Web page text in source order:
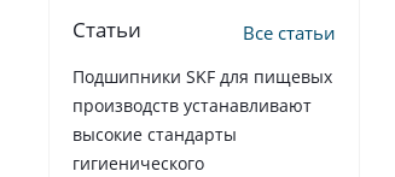
Статьи Все статьи
Подшипники SKF для пищевых
производств устанавливают
высокие стандарты
гигиенического